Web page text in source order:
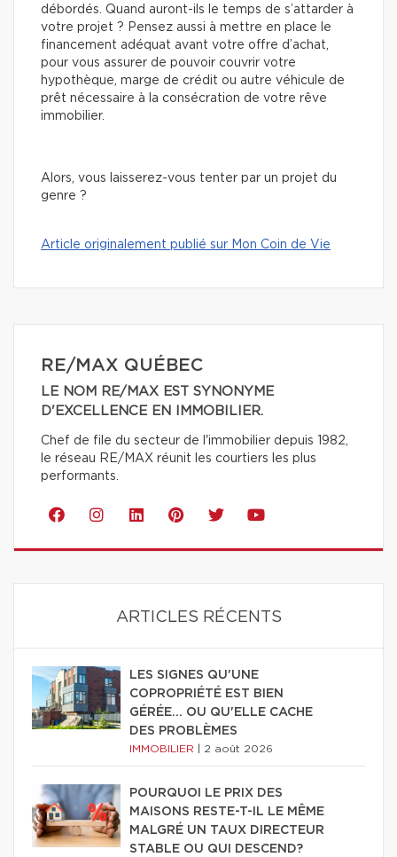
débordés. Quand auront-ils le temps de s’attarder à
votre projet ? Pensez aussi à mettre en place le
financement adéquat avant votre offre d’achat,
pour vous assurer de pouvoir couvrir votre
hypothèque, marge de crédit ou autre véhicule de
prêt nécessaire à la consécration de votre rêve
immobilier.
Alors, vous laisserez-vous tenter par un projet du
genre ?
Article originalement publié sur Mon Coin de Vie
RE/MAX QUÉBEC
LE NOM RE/MAX EST SYNONYME
D'EXCELLENCE EN IMMOBILIER.
Chef de file du secteur de l'immobilier depuis 1982,
le réseau RE/MAX réunit les courtiers les plus
performants.
ARTICLES RÉCENTS
LES SIGNES QU'UNE
COPROPRIÉTÉ EST BIEN
GÉRÉE… OU QU'ELLE CACHE
DES PROBLÈMES
IMMOBILIER 2 août 2026
POURQUOI LE PRIX DES
MAISONS RESTE-T-IL LE MÊME
MALGRÉ UN TAUX DIRECTEUR
STABLE OU QUI DESCEND?